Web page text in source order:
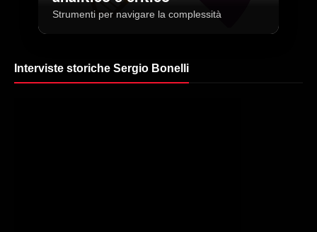
Strumenti per navigare la complessità
Interviste storiche Sergio Bonelli